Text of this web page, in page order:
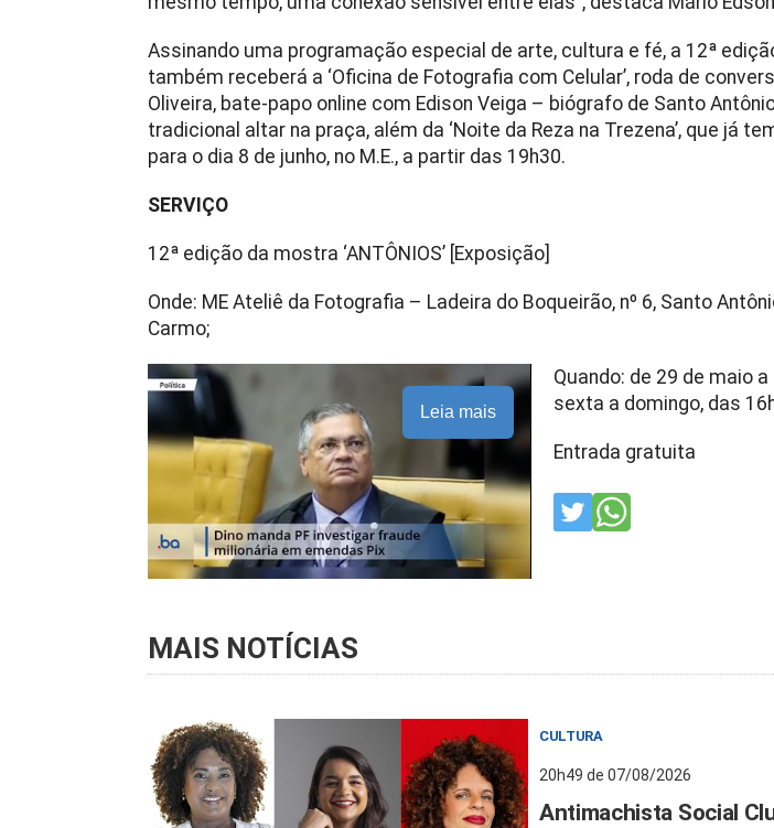
Assinando uma programação especial de arte, cultura e fé, a 12ª
também receberá a ‘Oficina de Fotografia com Celular’, roda de
Oliveira, bate-papo online com Edison Veiga – biógrafo de Santo
tradicional altar na praça, além da ‘Noite da Reza na Trezena’, que já
para o dia 8 de junho, no M.E., a partir das 19h30.
SERVIÇO
12ª edição da mostra ‘ANTÔNIOS’ [Exposição]
Onde: ME Ateliê da Fotografia – Ladeira do Boqueirão, nº 6, Santo
Carmo;
Leia mais
Quando: de 29 de maio a
sexta a domingo, das
Entrada gratuita
MAIS NOTÍCIAS
CULTURA
20h49 de 07/08/2026
Antimachista Social